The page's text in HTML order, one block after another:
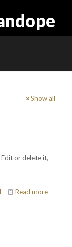
Show all
or delete it,
Read more